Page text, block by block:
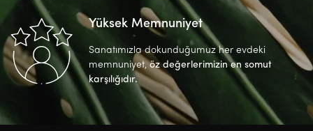
Yüksek Memnuniyet
Sanatımızla dokunduğumuz her evdeki
memnuniyet, öz değerlerimizin en somut
karşılığıdır.